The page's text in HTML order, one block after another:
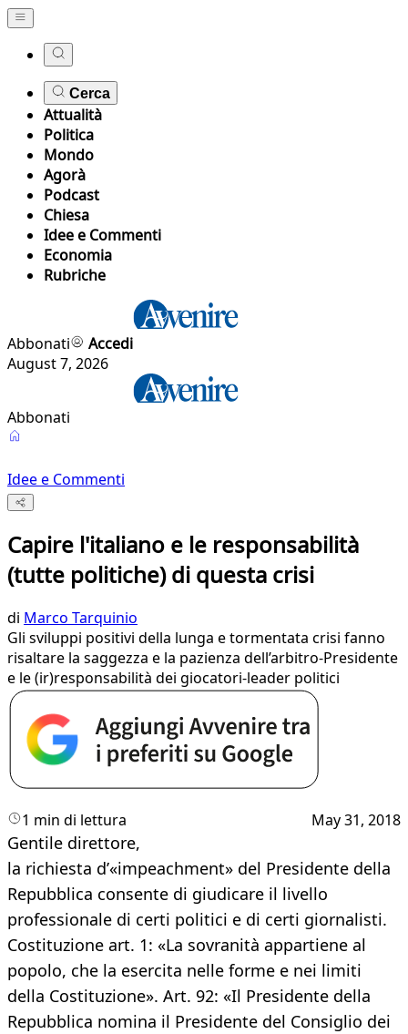
Cerca
Attualità
Politica
Mondo
Agorà
Podcast
Chiesa
Idee e Commenti
Economia
Rubriche
Abbonati
Accedi
August 7, 2026
Abbonati
Idee e Commenti
Capire l'italiano e le responsabilità
(tutte politiche) di questa crisi
di Marco Tarquinio
Gli sviluppi positivi della lunga e tormentata crisi fanno
risaltare la saggezza e la pazienza dell’arbitro-Presidente
e le (ir)responsabilità dei giocatori-leader politici
1 min di lettura May 31, 2018
Gentile direttore,
la richiesta d’«impeachment» del Presidente della
Repubblica consente di giudicare il livello
professionale di certi politici e di certi giornalisti.
Costituzione art. 1: «La sovranità appartiene al
popolo, che la esercita nelle forme e nei limiti
della Costituzione». Art. 92: «Il Presidente della
Repubblica nomina il Presidente del Consiglio dei